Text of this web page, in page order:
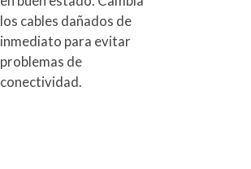
los cables dañados de
inmediato para evitar
problemas de
conectividad.